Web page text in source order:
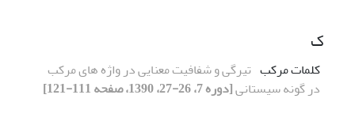
ک
کلمات مرکب تیرگی و شفافیت معنایی در واژه های مرکب
در گونه سیستانی[دوره 7، 26-27، 1390، صفحه 111-121]